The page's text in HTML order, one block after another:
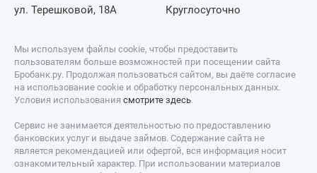
ул. Терешковой, 18А Круглосуточно
Мы используем файлы cookie, чтобы предоставить
пользователям больше возможностей при посещении сайта
Бробанк.ру. Продолжая пользоваться сайтом, вы даёте согласие
на использование cookie и обработку персональных данных.
Условия использования смотрите здесь.
Сервис не занимается деятельностью по предоставлению
банковских услуг и выдаче займов. Содержание сайта не
является рекомендацией или офертой, вся информация носит
ознакомительный характер. При использовании материалов